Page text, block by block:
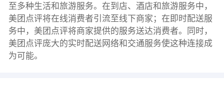
至多种生活和旅游服务。在到店、酒店和旅游服务中，
美团点评将在线消费者引流至线下商家；在即时配送服
务中，美团点评将商家提供的服务送达消费者。同时，
美团点评庞大的实时配送网络和交通服务使这种连接成
为可能。